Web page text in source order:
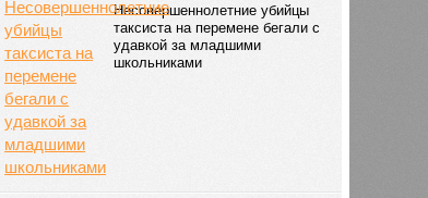
Несовершеннолетние убийцы
таксиста на перемене бегали с
удавкой за младшими
школьниками